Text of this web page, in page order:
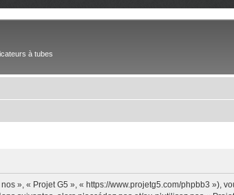
à tubes
», « Projet G5 », « https://www.projetg5.com/phpbb3 »),